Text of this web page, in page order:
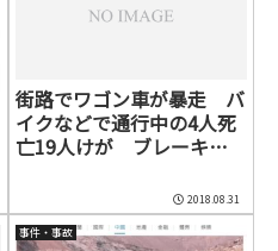
街路でワゴン車が暴走 バ
イクなどで通行中の4人死
亡19人けが ブレーキ故
2018.08.31
事件・事故